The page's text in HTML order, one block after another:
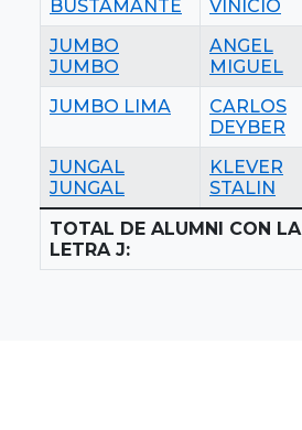
BUSTAMANTE
VINICIO
JUMBO
JUMBO
ANGEL
MIGUEL
JUMBO LIMA
CARLOS
DEYBER
JUNGAL
JUNGAL
KLEVER
STALIN
TOTAL DE ALUMNI CON LA
LETRA J: